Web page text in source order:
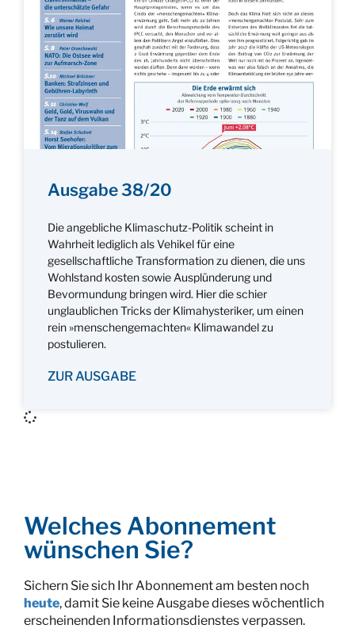
Ausgabe 38/20
Die angebliche Klimaschutz-Politik scheint in
Wahrheit lediglich als Vehikel für eine
gesellschaftliche Transformation zu dienen, die uns
Wohlstand kosten sowie Ausplünderung und
Bevormundung bringen wird. Hier die schier
unglaublichen Tricks der Klimahysteriker, um einen
rein »menschengemachten« Klimawandel zu
postulieren.
ZUR AUSGABE
Welches Abonnement
wünschen Sie?
Sichern Sie sich Ihr Abonnement am besten noch
heute, damit Sie keine Ausgabe dieses wöchentlich
erscheinenden Informationsdienstes verpassen.